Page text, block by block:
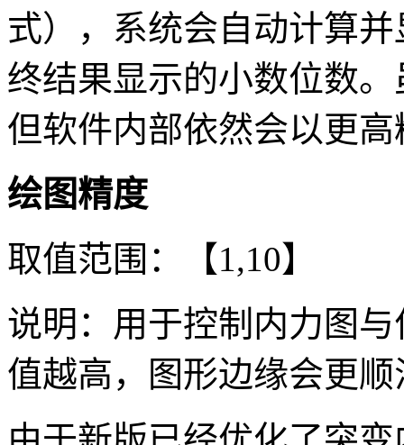
式），系统会自动计算
终结果显示的小数位数
但软件内部依然会以更
绘图精度
取值范围：【1,10】
说明：用于控制内力图
值越高，图形边缘会更